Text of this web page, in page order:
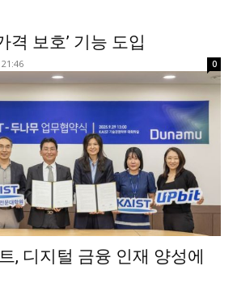
격 보호’ 기능 도입
0
, 디지털 금융 인재 양성에